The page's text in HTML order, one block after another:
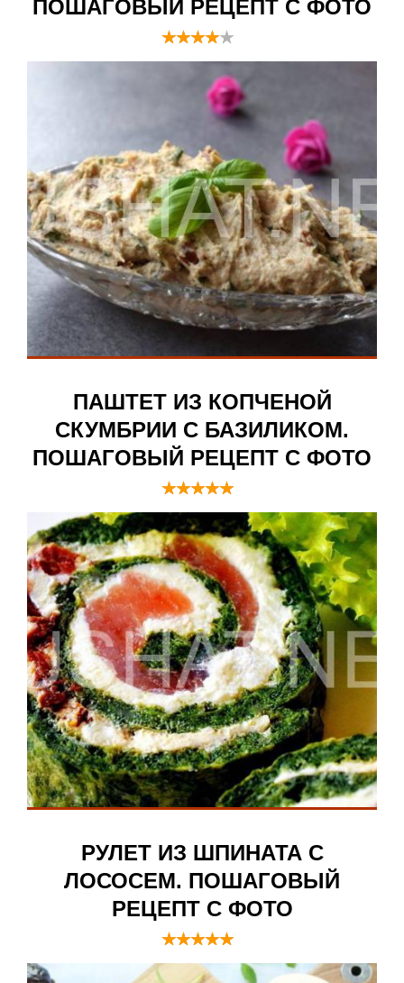
ПОШАГОВЫЙ РЕЦЕПТ С ФОТО
ПАШТЕТ ИЗ КОПЧЕНОЙ
СКУМБРИИ С БАЗИЛИКОМ.
ПОШАГОВЫЙ РЕЦЕПТ С ФОТО
РУЛЕТ ИЗ ШПИНАТА С
ЛОСОСЕМ. ПОШАГОВЫЙ
РЕЦЕПТ С ФОТО